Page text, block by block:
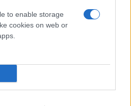
to enable storage
cookies on web or